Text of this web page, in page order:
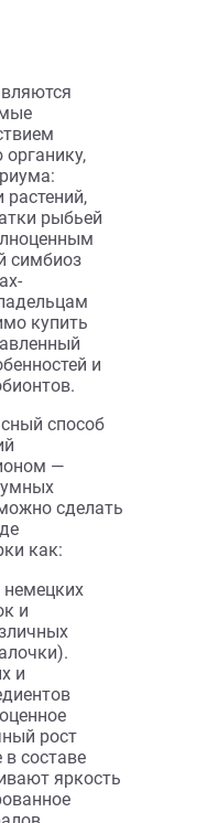
являются
органику,
растений,
рыбьей
симбиоз
владельцам
купить
и
способ
—
можно сделать
где
как:
немецких
и